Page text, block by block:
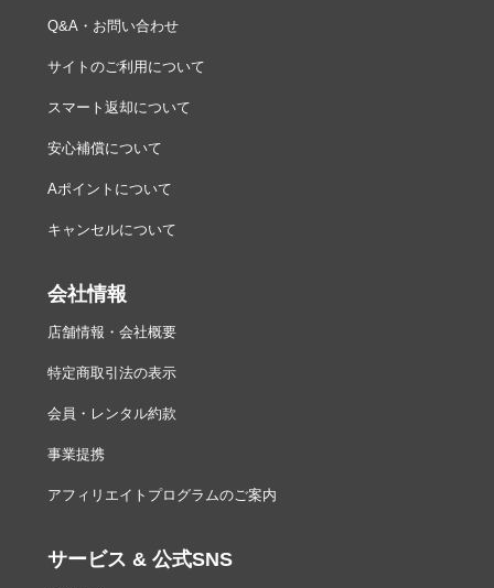
Q&A・お問い合わせ
サイトのご利用について
スマート返却について
安心補償について
Aポイントについて
キャンセルについて
会社情報
店舗情報・会社概要
特定商取引法の表示
会員・レンタル約款
事業提携
アフィリエイトプログラムのご案内
サービス & 公式SNS